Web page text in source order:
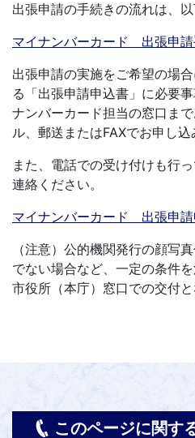
出張申請の手続きの流れは、以
マイナンバーカード 出張申
出張申請の実施をご希望の場
る「出張申請申込書」に必要
ナンバーカード担当の窓口ま
ル、郵送またはFAXでお申し込
また、電話での受け付けも行
連絡ください。
マイナンバーカード 出張申
（注意）公的機関発行の顔写
でない場合など、一定の条件
市役所（本庁）窓口での交付と
このページに関す